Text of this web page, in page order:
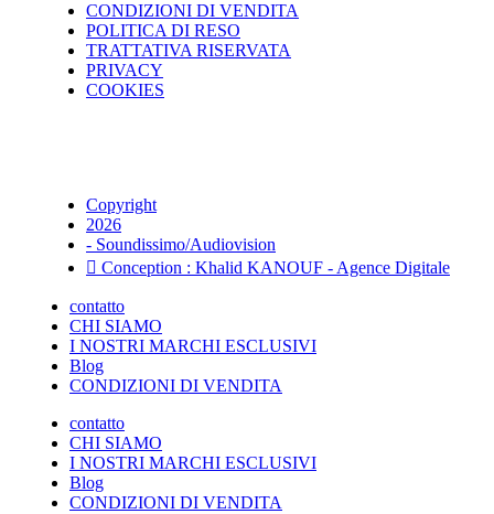
CONDIZIONI DI VENDITA
POLITICA DI RESO
TRATTATIVA RISERVATA
PRIVACY
COOKIES
Copyright
2026
- Soundissimo/Audiovision
Conception : Khalid KANOUF - Agence Digitale
contatto
CHI SIAMO
I NOSTRI MARCHI ESCLUSIVI
Blog
CONDIZIONI DI VENDITA
contatto
CHI SIAMO
I NOSTRI MARCHI ESCLUSIVI
Blog
CONDIZIONI DI VENDITA